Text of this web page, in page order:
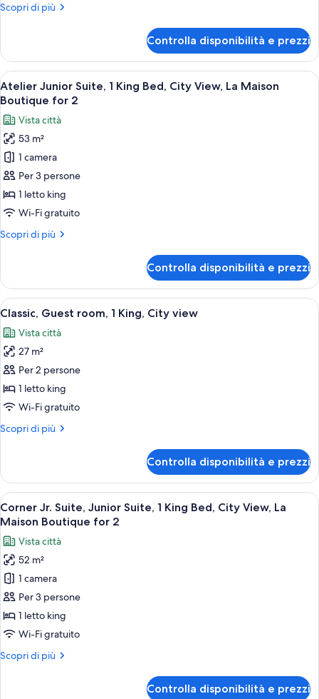
Beds,
La
Maison
Boutique
for
2
Scopri di più
Altri
Junior
Suite,
2
Twin
City
View,
La
Maison
Boutique
2
Controlla disponibilità e prezzi
Apri
tutte
le
foto
per
Atelier
Junior
Suite,
1
Bed,
La
Maison
Boutique
for
2
Una stanza con carta da parati
19
Atelier Junior Suite, 1 King Bed, City View, La Maison
Boutique for 2
Vista città
53 m²
1 camera
Per 3 persone
1 letto king
Wi-Fi gratuito
Scopri di più
Altri
Junior
Suite,
1
Bed,
City
View,
La
Maison
Boutique
for
2
Controlla disponibilità e prezzi
Apri
tutte
le
foto
per
Classic,
Guest
1
view
Un letto rifatto con coperte
10
Classic, Guest room, 1 King, City view
Vista città
27 m²
Per 2 persone
1 letto king
Wi-Fi gratuito
Scopri di più
Altri
Guest
room,
1
King,
view
Controlla disponibilità e prezzi
Apri
tutte
le
foto
per
Corner
Jr.
Suite,
Junior
1
Un letto grande con una coperta
7
Corner Jr. Suite, Junior Suite, 1 King Bed, City View, La
Maison Boutique for 2
Vista città
52 m²
1 camera
Per 3 persone
1 letto king
Wi-Fi gratuito
Scopri di più
Altri
Controlla disponibilità e prezzi